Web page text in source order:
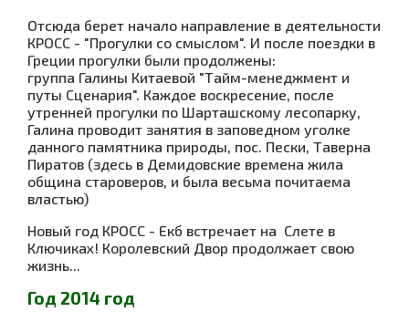
Отсюда берет начало направление в деятельности
КРОСС - "Прогулки со смыслом". И после поездки в
Греции прогулки были продолжены:
группа Галины Китаевой "Тайм-менеджмент и
путы Сценария". Каждое воскресение, после
утренней прогулки по Шарташскому лесопарку,
Галина проводит занятия в заповедном уголке
данного памятника природы, пос. Пески, Таверна
Пиратов (здесь в Демидовские времена жила
община староверов, и была весьма почитаема
властью)
Новый год КРОСС - Екб встречает на Слете в
Ключиках! Королевский Двор продолжает свою
жизнь...
Год 2014 год